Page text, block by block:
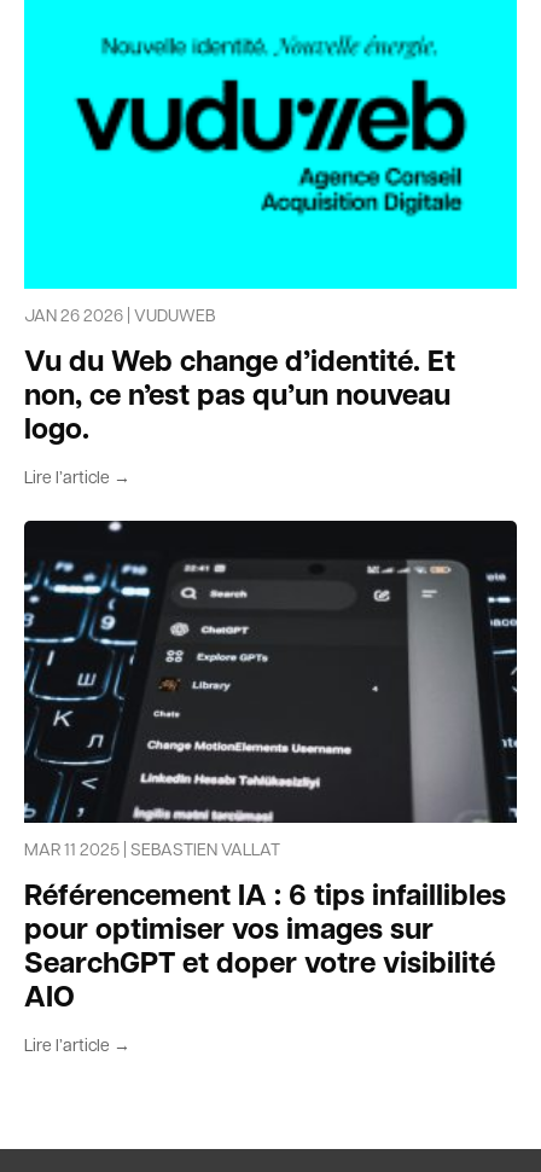
JAN 26 2026 | VUDUWEB
Vu du Web change d’identité. Et
non, ce n’est pas qu’un nouveau
logo.
Lire l’article →
MAR 11 2025 | SEBASTIEN VALLAT
Référencement IA : 6 tips infaillibles
pour optimiser vos images sur
SearchGPT et doper votre visibilité
AIO
Lire l’article →